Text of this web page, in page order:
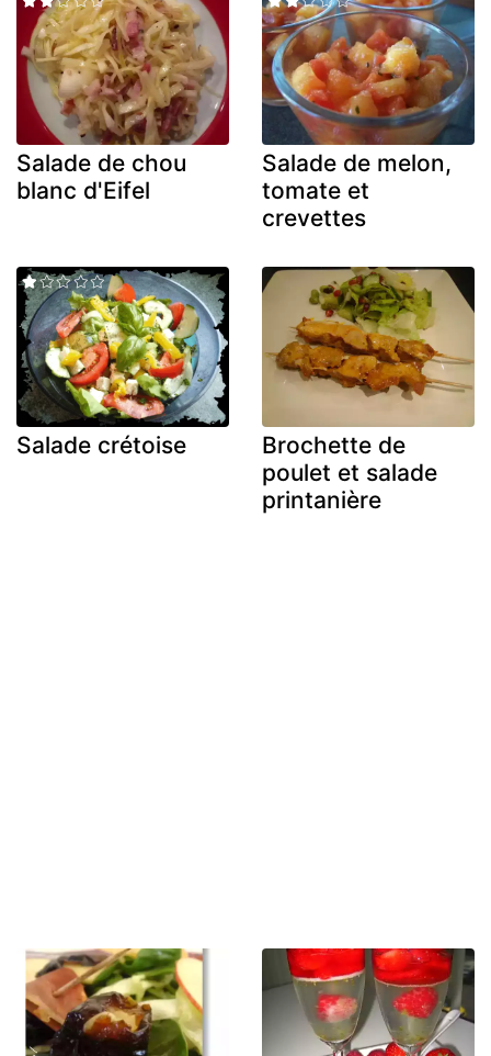
Salade de chou
blanc d'Eifel
Salade de melon,
tomate et
crevettes
Salade crétoise
Brochette de
poulet et salade
printanière